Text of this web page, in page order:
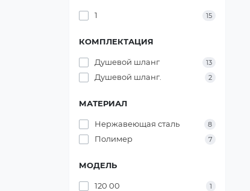
1 15
КОМПЛЕКТАЦИЯ
Душевой шланг 13
Душевой шланг. 2
МАТЕРИАЛ
Нержавеющая сталь 8
Полимер 7
МОДЕЛЬ
120 00 1